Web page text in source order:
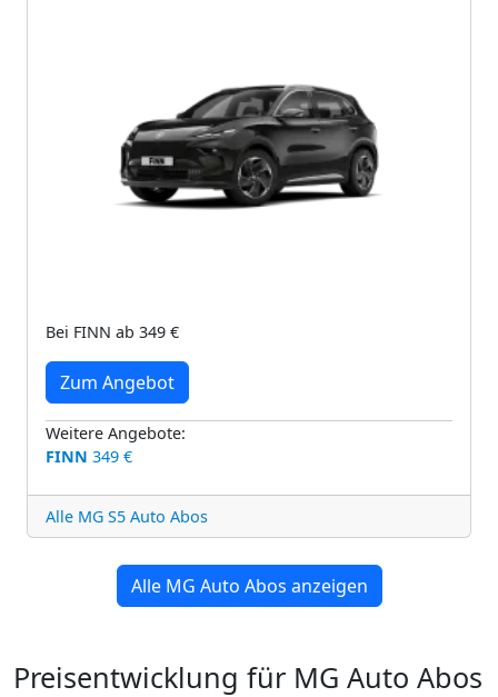
Bei FINN ab 349 €
Zum Angebot
Weitere Angebote:
FINN 349 €
Alle MG S5 Auto Abos
Alle MG Auto Abos anzeigen
Preisentwicklung für MG Auto Abos